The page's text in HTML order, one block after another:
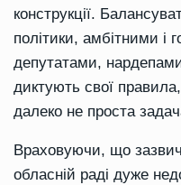
конструкції.
політики, амбітними і
депутатами,
диктують свої
далеко не проста
Враховуючи, що
обласній раді дуже